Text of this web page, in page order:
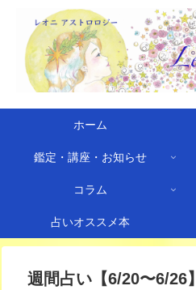
ホーム
鑑定・講座・お知らせ
コラム
占いオススメ本
週間占い【6/20〜6/26】